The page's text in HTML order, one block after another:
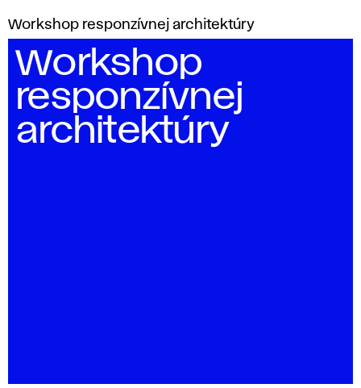
Workshop responzívnej architektúry
Workshop
responzívnej
architektúry